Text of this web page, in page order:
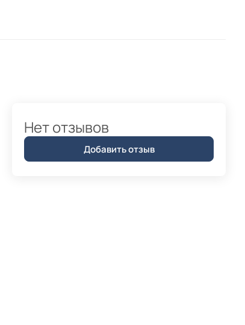
Нет отзывов
Добавить отзыв